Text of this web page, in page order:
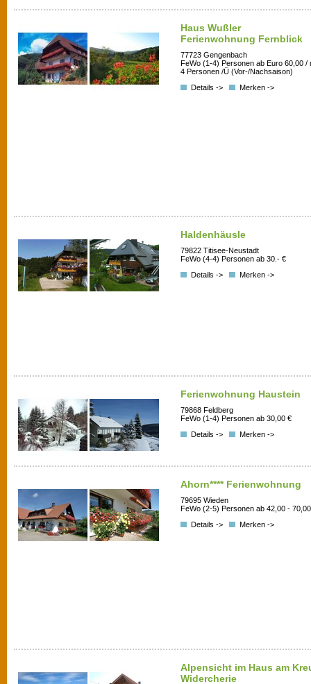
Haus Wußler
Ferienwohnung Fernblick
77723 Gengenbach
FeWo (1-4) Personen ab Euro 60,00 /
4 Personen /Ü (Vor-/Nachsaison)
Details ->
Merken ->
Haldenhäusle
79822 Titisee-Neustadt
FeWo (4-4) Personen ab 30.- €
Details ->
Merken ->
Ferienwohnung Haustein
79868 Feldberg
FeWo (1-4) Personen ab 30,00 €
Details ->
Merken ->
Ahorn**** Ferienwohnung
79695 Wieden
FeWo (2-5) Personen ab 42,00 -
Details ->
Merken ->
Alpensicht im Haus am
Widercherie